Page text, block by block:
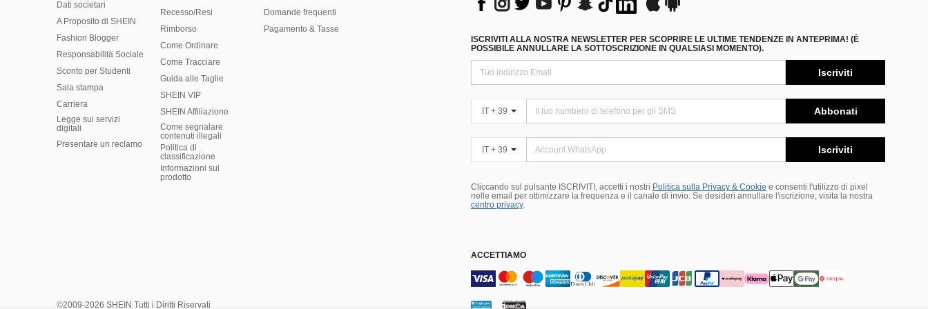
Dati societari
A Proposito di SHEIN
Fashion Blogger
Responsabilità Sociale
Sconto per Studenti
Sala stampa
Carriera
Legge sui servizi
digitali
Presentare un reclamo
Recesso/Resi
Rimborso
Come Ordinare
Come Tracciare
Guida alle Taglie
SHEIN VIP
SHEIN Affiliazione
Come segnalare
contenuti illegali
Politica di
classificazione
​Informazioni sul
prodotto
Domande frequenti
Pagamento & Tasse
ISCRIVITI ALLA NOSTRA NEWSLETTER PER SCOPRIRE LE ULTIME TENDENZE IN ANTEPRIMA! (È
POSSIBILE ANNULLARE LA SOTTOSCRIZIONE IN QUALSIASI MOMENTO).
Iscriviti
IT + 39 Abbonati
IT + 39 Iscriviti
Cliccando sul pulsante ISCRIVITI, accetti i nostri Politica sulla Privacy & Cookie e consenti l'utilizzo di pixel
nelle email per ottimizzare la frequenza e il canale di invio. Se desideri annullare l'iscrizione, visita la nostra
centro privacy.
ACCETTIAMO
©2009-2026 SHEIN Tutti i Diritti Riservati